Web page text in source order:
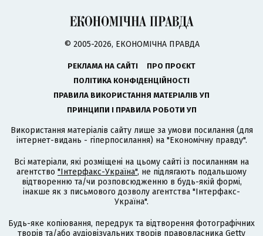
© 2005-2026, ЕКОНОМІЧНА ПРАВДА
РЕКЛАМА НА САЙТІ
ПРО ПРОЄКТ
ПОЛІТИКА КОНФІДЕНЦІЙНОСТІ
ПРАВИЛА ВИКОРИСТАННЯ МАТЕРІАЛІВ УП
ПРИНЦИПИ І ПРАВИЛА РОБОТИ УП
Використання матеріалів сайту лише за умови посилання (для
інтернет-видань - гіперпосилання) на "Економічну правду".
Всі матеріали, які розміщені на цьому сайті із посиланням на
агентство "Інтерфакс-Україна", не підлягають подальшому
відтворенню та/чи розповсюдженню в будь-якій формі,
інакше як з письмового дозволу агентства "Інтерфакс-
Україна".
Будь-яке копіювання, передрук та відтворення фотографічних
творів та/або аудіовізуальних творів правовласника Getty